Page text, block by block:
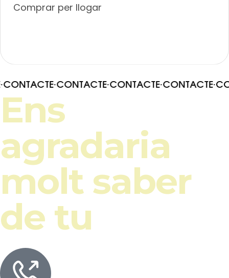
Comprar per llogar
CONTACTE·CONTACTE·CONTACTE·CONTACTE·
Ens
agradaria
molt saber
de tu